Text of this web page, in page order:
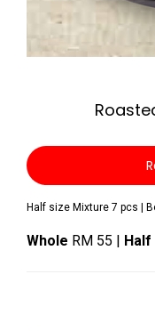
Half size Mixture 7 pcs |
Whole RM 55 | Half